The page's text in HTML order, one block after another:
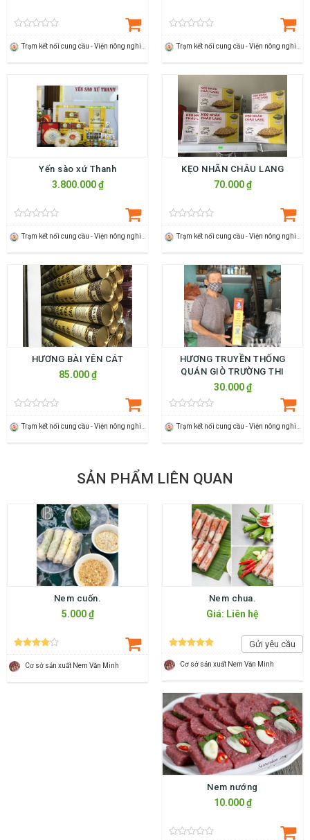
Trạm kết nối cung cầu - Viện nông nghiệp Thanh Hoá Trạm kết nối cung cầu - Viện nông nghiệp Thanh Hoá
Yến sào xứ Thanh
3.800.000 ₫
Trạm kết nối cung cầu - Viện nông nghiệp Thanh Hoá
KẸO NHÃN CHÂU LANG
70.000 ₫
Trạm kết nối cung cầu - Viện nông nghiệp Thanh Hoá
HƯƠNG BÀI YÊN CÁT
85.000 ₫
Trạm kết nối cung cầu - Viện nông nghiệp Thanh Hoá
HƯƠNG TRUYỀN THỐNG
QUÁN GIÒ TRƯỜNG THI
30.000 ₫
Trạm kết nối cung cầu - Viện nông nghiệp Thanh Hoá
SẢN PHẨM LIÊN QUAN
Nem cuốn.
5.000 ₫
Cơ sở sản xuất Nem Văn Minh
Nem chua.
Giá: Liên hệ
Gửi yêu cầu
Cơ sở sản xuất Nem Văn Minh
Nem nướng
10.000 ₫